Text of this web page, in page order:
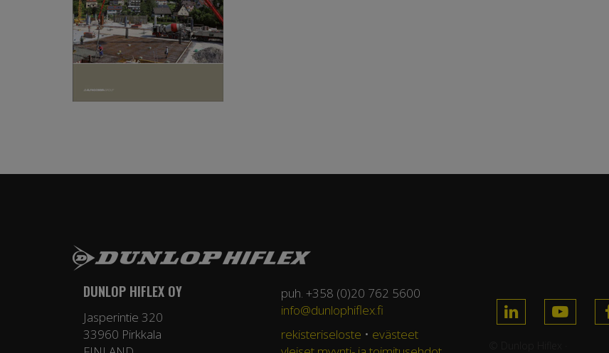
DUNLOP HIFLEX OY
Jasperintie 320
33960 Pirkkala
puh. +358 (0)20 762 5600
info@dunlophiflex.fi
rekisteriseloste • evästeet